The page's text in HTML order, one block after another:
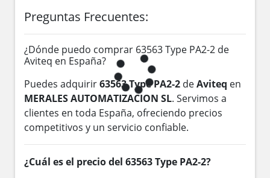
Preguntas Frecuentes:
¿Dónde puedo comprar 63563 Type PA2-2 de
Aviteq en España?
Puedes adquirir63563 Type PA2-2 deAviteq en
MERALES AUTOMATIZACION SL. Servimos a
clientes en toda España, ofreciendo precios
competitivos y un servicio confiable.
¿Cuál es el precio del 63563 Type PA2-2?